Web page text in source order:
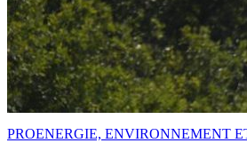
PROENERGIE, ENVIRONNEMENT